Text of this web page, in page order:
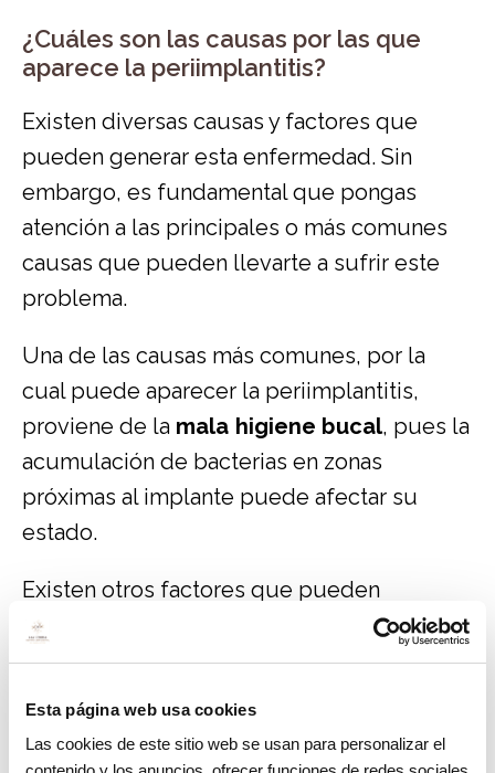
Esta página web usa cookies
Las cookies de este sitio web se usan para personalizar el
¿Cuáles son las causas por las que
aparece la periimplantitis?
Existen diversas causas y factores que
pueden generar esta enfermedad. Sin
embargo, es fundamental que pongas
atención a las principales o más comunes
causas que pueden llevarte a sufrir este
problema.
Una de las causas más comunes, por la
cual puede aparecer la periimplantitis,
proviene de la mala higiene bucal, pues la
acumulación de bacterias en zonas
próximas al implante puede afectar su
estado.
Existen otros factores que pueden
ocasionar su desarrollo, como lo son:
tabaco puede generar de igual manera la
aparición de bacterias en los orificios